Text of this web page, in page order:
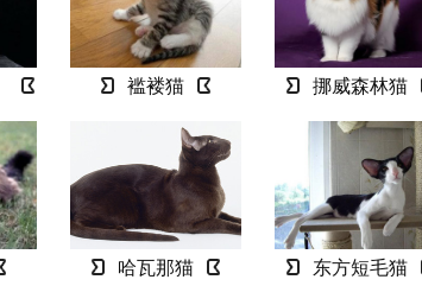
褴褛猫 挪威森林猫
哈瓦那猫 东方短毛猫